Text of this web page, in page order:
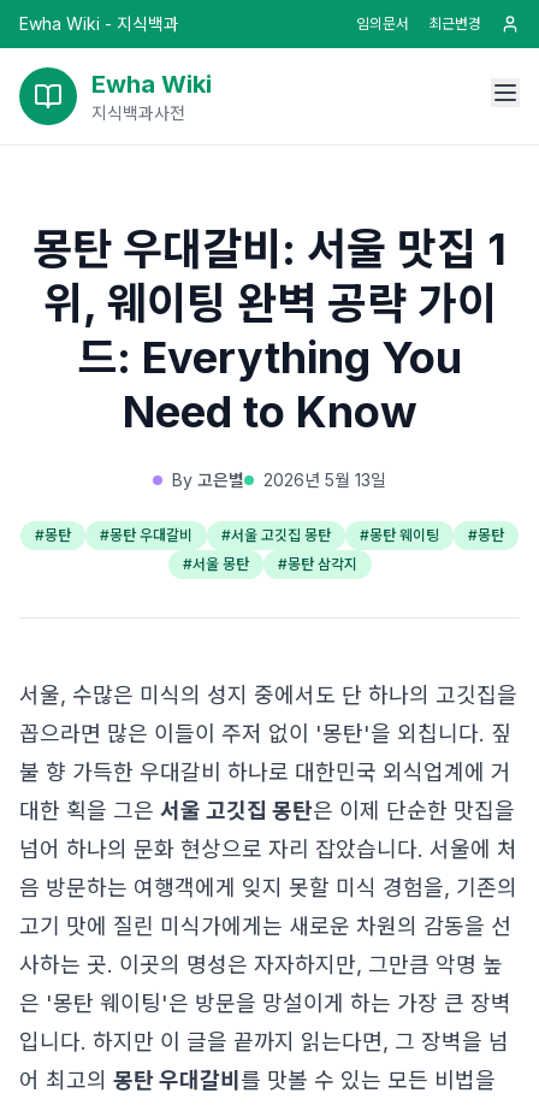
Ewha Wiki - 지식백과 임의문서 최근변경
Ewha Wiki
지식백과사전
몽탄 우대갈비: 서울 맛집 1
위, 웨이팅 완벽 공략 가이
드: Everything You
Need to Know
By 고은별 2026년 5월 13일
#몽탄 #몽탄 우대갈비 #서울 고깃집 몽탄 #몽탄 웨이팅 #몽탄
#서울 몽탄 #몽탄 삼각지
서울, 수많은 미식의 성지 중에서도 단 하나의 고깃집을
꼽으라면 많은 이들이 주저 없이 '몽탄'을 외칩니다. 짚
불 향 가득한 우대갈비 하나로 대한민국 외식업계에 거
대한 획을 그은 서울 고깃집 몽탄은 이제 단순한 맛집을
넘어 하나의 문화 현상으로 자리 잡았습니다. 서울에 처
음 방문하는 여행객에게 잊지 못할 미식 경험을, 기존의
고기 맛에 질린 미식가에게는 새로운 차원의 감동을 선
사하는 곳. 이곳의 명성은 자자하지만, 그만큼 악명 높
은 '몽탄 웨이팅'은 방문을 망설이게 하는 가장 큰 장벽
입니다. 하지만 이 글을 끝까지 읽는다면, 그 장벽을 넘
어 최고의 몽탄 우대갈비 를 맛볼 수 있는 모든 비법을